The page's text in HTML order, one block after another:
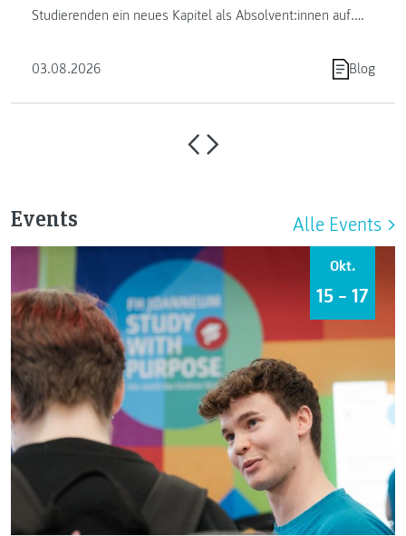
Studierenden ein neues Kapitel als Absolvent:innen auf.
03.08.2026
Blog
Events Alle Events
Okt.
15 – 17